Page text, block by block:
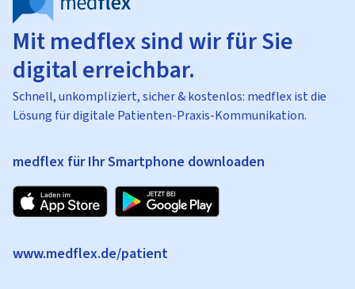
Mit medflex sind wir für Sie
digital erreichbar.
Schnell, unkompliziert, sicher & kostenlos: medflex ist die
Lösung für digitale Patienten-Praxis-Kommunikation.
medflex für Ihr Smartphone downloaden
www.medflex.de/patient